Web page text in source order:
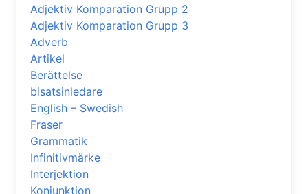
Adjektiv Komparation Grupp 2
Adjektiv Komparation Grupp 3
Adverb
Artikel
Berättelse
bisatsinledare
English – Swedish
Fraser
Grammatik
Infinitivmärke
Interjektion
Konjunktion